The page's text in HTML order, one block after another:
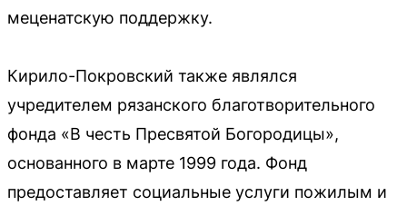
меценатскую поддержку.
Кирило-Покровский также являлся
учредителем рязанского благотворительного
фонда «В честь Пресвятой Богородицы»,
основанного в марте 1999 года. Фонд
предоставляет социальные услуги пожилым и